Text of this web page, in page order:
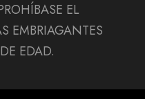
EL
EMBRIAGANTES
EDAD.